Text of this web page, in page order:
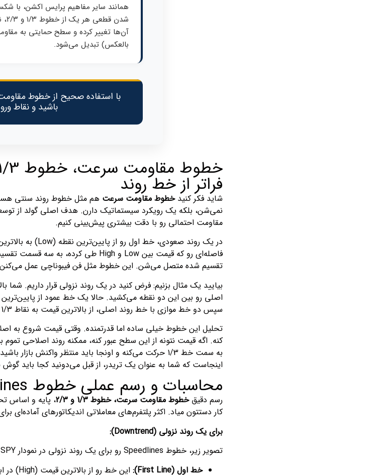
همانند سایر مفاهیم پرایس اکشن، با
شدن
آن‌ها تغییر کرده و سطح حمایتی به
بالعکس) تبدیل می‌شود.
باشید و نقاط
فراتر از خط روند
شاید فکر کنیدخطوط مقاومت سرعت هم مثل خطوط روند سنتی
نمی‌شن، بلکه یک رویکرد سیستماتیک دارن. هدف اصلی گولد از
مقاومت احتمالی رو با دقت بیشتری پیش‌بینی کنیم.
تقسیم شده متصل می‌شن. این خطوط مثل فن فیبوناچی عمل می‌کنن،
بیایید یک مثال بزنیم: فرض کنید در یک روند نزولی قرار داریم.
اصلی رو بین این دو نقطه می‌کشید. حالا یک خط عمود از
سپس دو خط موازی با خط روند اصلی، از بالاترین قیمت به نقاط 1/3 و 2/3 روی خط عمود رسم می‌کنید. خط بالایی میشه خط 1/3 و خط پایینی میشه خط 2/3.
اینجاست که شما به عنوان یک تریدر، از قبل می‌دونید کجا باید
محاسبات و رسم عملی خطوط Speed Resistance Lines
رسم دقیقخطوط مقاومت سرعت، خطوط 1/3 و 2/3
، پایه و اساس
کار دستتون میاد. اکثر پلتفرم‌های معاملاتی اندیکاتورهای
برای یک روند نزولی (Downtrend):
تصویر زیر، خطوط Speedlines رو برای یک روند نزولی در نمودار SPY نشون میده. نحوه رسم دقیقاً به این صورته:
خط اول (First Line):